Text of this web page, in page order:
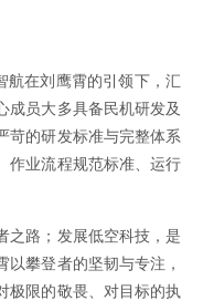
航在刘鹰霄的引领下，汇
成员大多具备民机研发及
苛的研发标准与完整体系
作业流程规范标准、运行
之路；发展低空科技，是
攀登者的坚韧与专注，
极限的敬畏、对目标的执